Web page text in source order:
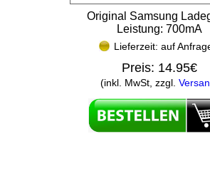
Original Samsung
Leistung: 700mA
Lieferzeit: auf
Preis: 14.95€
(inkl. MwSt, zzgl.